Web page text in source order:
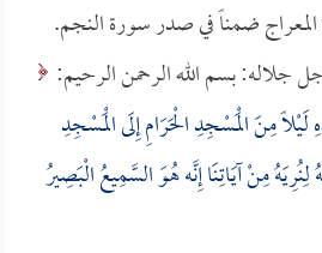
ضمناً في صدر سورة النجم.
جلاله: بسم الله الرحمن الرحيم:
مِنَ الْمَسْجِدِ الْحَرَامِ إِلَى الْمَسْجِدِ
مِنْ آيَاتِنَا إِنَّه هُوَ السَّمِيعُ الْبَصِيرُ